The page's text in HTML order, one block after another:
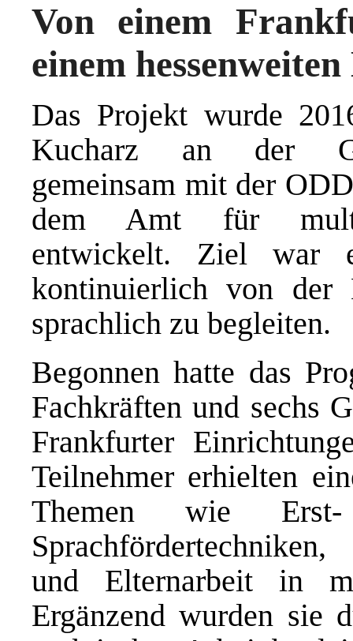
Von einem
einem
Das Projekt wurde
Kucharz an der
gemeinsam mit der
dem Amt für
entwickelt. Ziel war
kontinuierlich von
sprachlich zu begleiten.
Begonnen hatte das
Fachkräften und sechs
Frankfurter
Teilnehmer erhielten
Themen wie Erst-
und Elternarbeit in
Ergänzend wurden sie